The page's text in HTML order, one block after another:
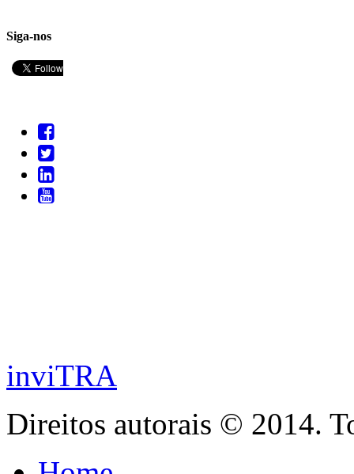
Siga-nos
inviTRA
Direitos autorais © 2014.